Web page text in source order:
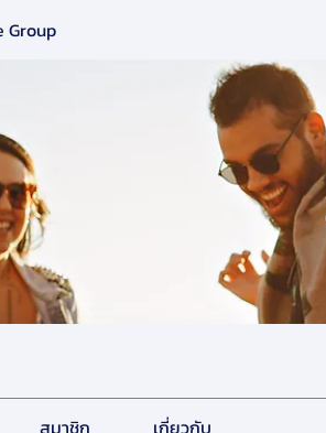
Group
สมาชิก เกี่ยวกับ